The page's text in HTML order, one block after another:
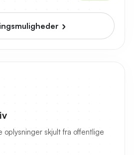
oplysninger skjult fra offentlige